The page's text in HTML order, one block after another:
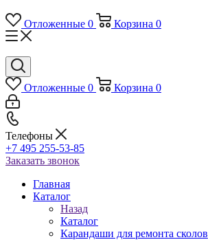
Отложенные 0 Корзина 0
Отложенные 0 Корзина 0
Телефоны
+7 495 255-53-85
Заказать звонок
Главная
Каталог
Назад
Каталог
Карандаши для ремонта сколов